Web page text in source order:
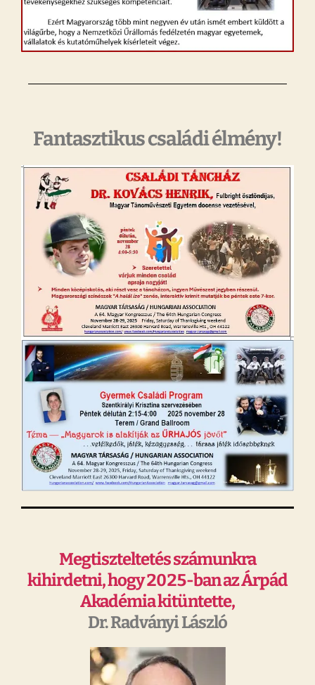
Fantasztikus családi élmény!
Megtiszteltetés számunkra
kihirdetni, hogy 2025-ban az Árpád
Akadémia kitüntette,
Dr. Radványi László